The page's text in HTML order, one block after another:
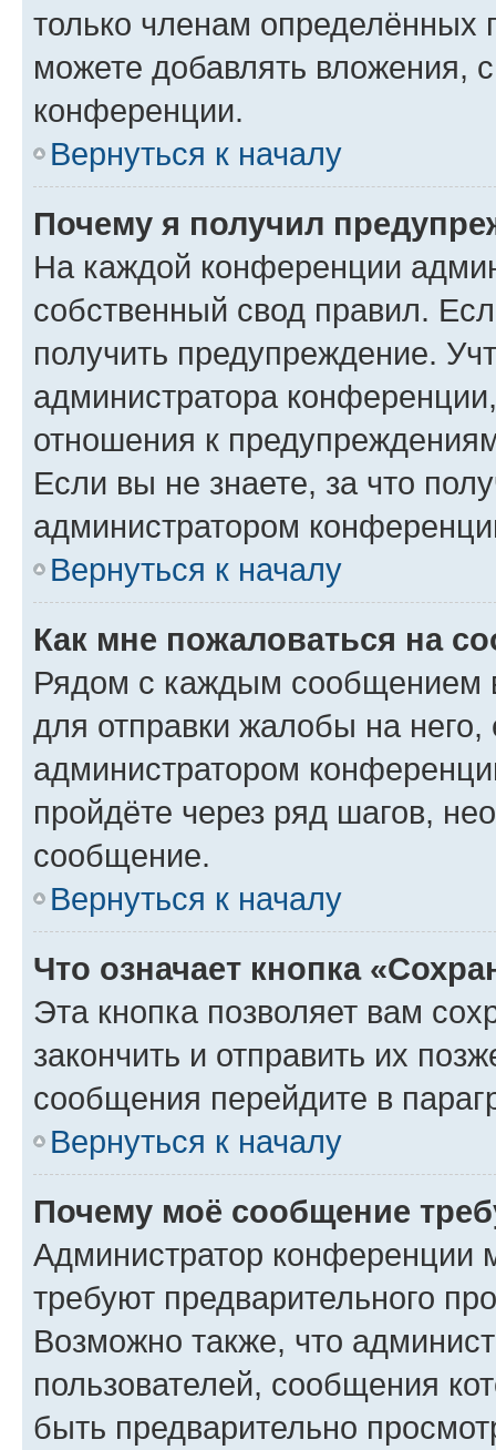
только членам определённых
можете добавлять вложения,
конференции.
Вернуться к началу
Почему я получил
На каждой конференции
собственный свод правил.
получить предупреждение.
администратора
отношения к
Если вы не знаете, за что
администратором
Вернуться к началу
Как мне пожаловаться на
Рядом с каждым сообщением
для отправки жалобы на
администратором
пройдёте через ряд шагов,
сообщение.
Вернуться к началу
Что означает кнопка
Эта кнопка позволяет вам
закончить и отправить их
сообщения перейдите в
Вернуться к началу
Почему моё сообщение
Администратор конференции
требуют предварительного
Возможно также, что
пользователей, сообщения
быть предварительно